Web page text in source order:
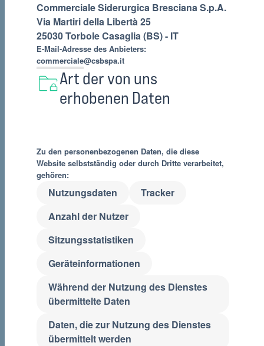
Commerciale Siderurgica Bresciana S.p.A.
Via Martiri della Libertà 25
25030 Torbole Casaglia (BS) - IT
E-Mail-Adresse des Anbieters:
commerciale@csbspa.it
Art der von uns
erhobenen Daten
Zu den personenbezogenen Daten, die diese
Website selbstständig oder durch Dritte verarbeitet,
gehören:
Nutzungsdaten
Tracker
Anzahl der Nutzer
Sitzungsstatistiken
Geräteinformationen
Während der Nutzung des Dienstes
übermittelte Daten
Daten, die zur Nutzung des Dienstes
übermittelt werden